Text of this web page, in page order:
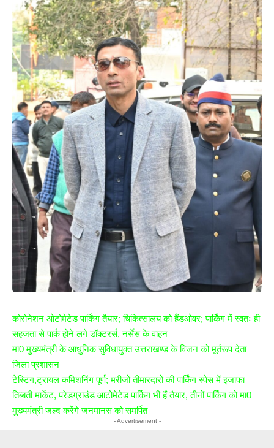
कोरोनेशन ओटोमेटेड पार्किंग तैयार; चिकित्सालय को हैंडओवर; पार्किंग में स्वतः ही
सहजता से पार्क होने लगे डॉक्टरर्स, नर्सेस के वाहन
मा0 मुख्यमंत्री के आधुनिक सुविधायुक्त उत्तराखण्ड के विजन को मूर्तरूप देता
जिला प्रशासन
टेस्टिंग,ट्रायल कमिशनिंग पूर्ण; मरीजों तीमारदारों की पार्किंग स्पेस में इजाफा
तिब्बती मार्केट, परेडग्राउंड आटोमेटेड पार्किंग भी हैं तैयार, तीनों पार्किंग को मा0
मुख्यमंत्री जल्द करेंगे जनमानस को समर्पित
- Advertisement -